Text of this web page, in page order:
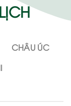
CHÂU ÚC